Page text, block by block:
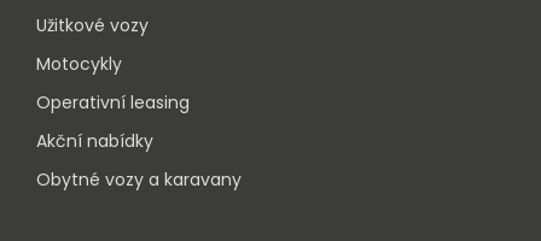
Užitkové vozy
Motocykly
Operativní leasing
Akční nabídky
Obytné vozy a karavany